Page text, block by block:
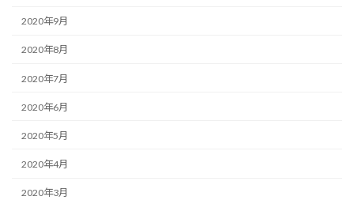
2020年9月
2020年8月
2020年7月
2020年6月
2020年5月
2020年4月
2020年3月